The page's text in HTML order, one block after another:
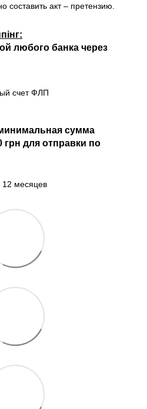
составить акт – претензию.
любого банка через
счет ФЛП
сумма
для отправки по
12 месяцев